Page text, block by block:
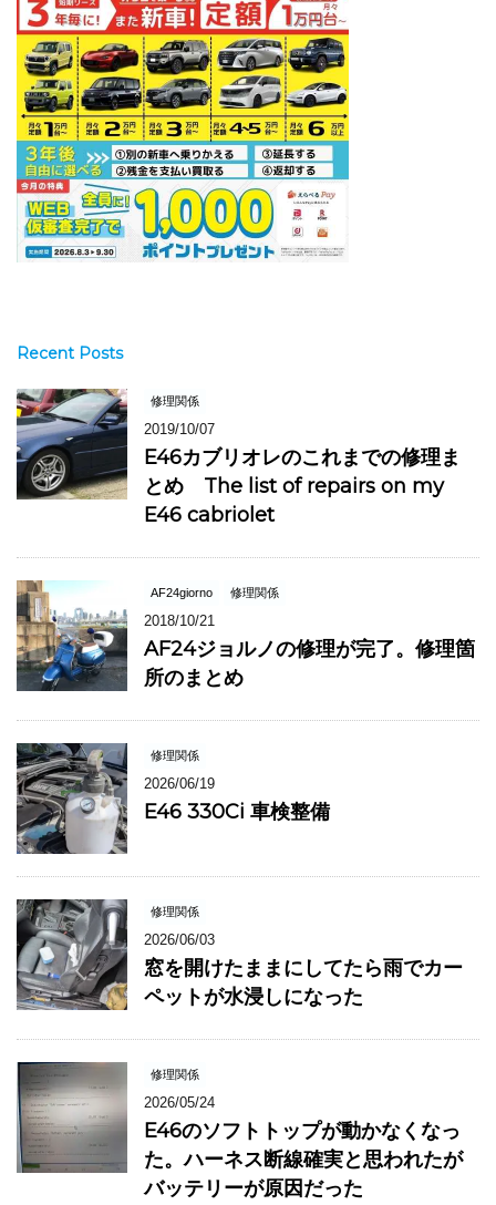
Recent Posts
修理関係
2019/10/07
E46カブリオレのこれまでの修理ま
とめ The list of repairs on my
E46 cabriolet
AF24giorno 修理関係
2018/10/21
AF24ジョルノの修理が完了。修理箇
所のまとめ
修理関係
2026/06/19
E46 330Ci 車検整備
修理関係
2026/06/03
窓を開けたままにしてたら雨でカー
ペットが水浸しになった
修理関係
2026/05/24
E46のソフトトップが動かなくなっ
た。ハーネス断線確実と思われたが
バッテリーが原因だった